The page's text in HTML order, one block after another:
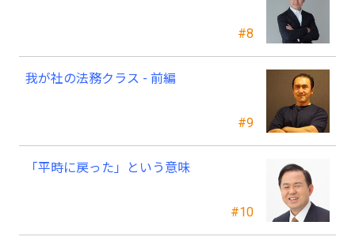
#8
#9
我が社の法務クラス - 前編
#10
「平時に戻った」という意味